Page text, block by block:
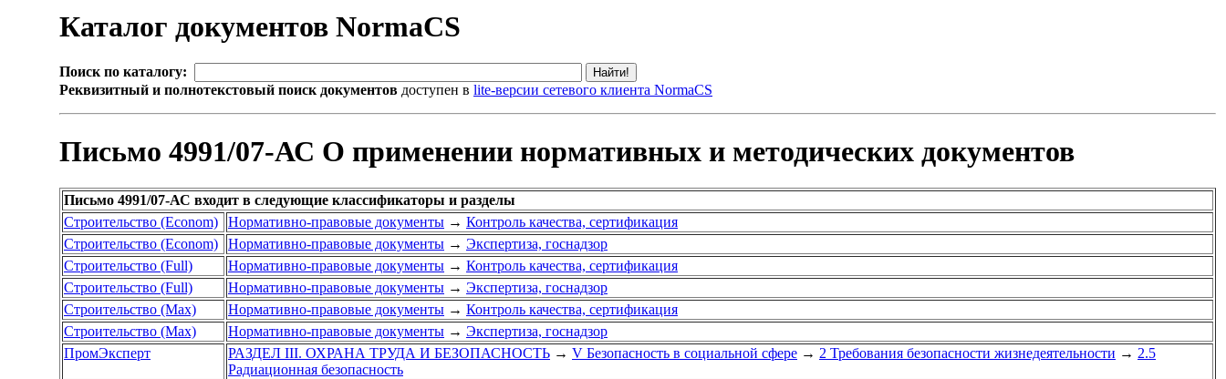
Каталог документов NormaCS
Поиск по каталогу:
Реквизитный и полнотекстовый поиск документов доступен в lite-версии сетевого клиента NormaCS
Письмо 4991/07-АС О применении нормативных и методических документов
Письмо 4991/07-АС входит в следующие классификаторы и разделы
Строительство (Econom)
Нормативно-правовые документы → Контроль качества, сертификация
Строительство (Econom)
Нормативно-правовые документы → Экспертиза, госнадзор
Строительство (Full)
Нормативно-правовые документы → Контроль качества, сертификация
Строительство (Full)
Нормативно-правовые документы → Экспертиза, госнадзор
Строительство (Max)
Нормативно-правовые документы → Контроль качества, сертификация
Строительство (Max)
Нормативно-правовые документы → Экспертиза, госнадзор
ПромЭксперт
РАЗДЕЛ III. ОХРАНА ТРУДА И БЕЗОПАСНОСТЬ → V Безопасность в социальной сфере → 2 Требования безопасности жизнедеятельности → 2.5
Радиационная безопасность